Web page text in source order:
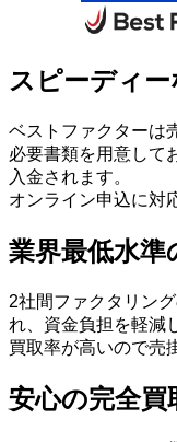
スピーディ
ベストファクターは
必要書類を用意して
入金されます。
オンライン申込に対
業界最低水準
2社間ファクタリン
れ、資金負担を軽減
買取率が高いので売
安心の完全